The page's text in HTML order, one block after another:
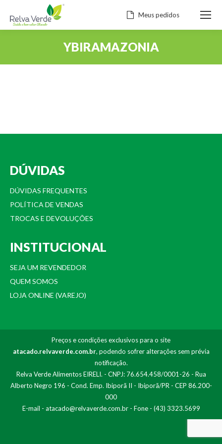
Meus pedidos
YBIRAMAZONIA
DÚVIDAS
DÚVIDAS FREQUENTES
POLÍTICA DE VENDAS
TROCAS E DEVOLUÇÕES
INSTITUCIONAL
SEJA UM REVENDEDOR
QUEM SOMOS
LOJA ONLINE (VAREJO)
Preços e condições exclusivos para o site
atacado.relvaverde.com.br, podendo sofrer alterações sem prévia
notificação.
Relva Verde Alimentos EIRELI. - CNPJ: 76.654.458/0001-26 - Rua
Alberto Negro 196 - Cond. Emp. Ibiporã II - Ibiporã/PR - CEP 86.200-
000
E-mail - atacado@relvaverde.com.br- Fone - (43) 3323.5699